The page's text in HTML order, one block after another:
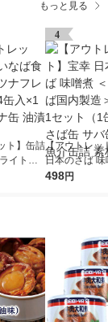
もっと見る
ト】缶詰
イトツ
4缶入
4
【アウトレッ
日本のさば 味
国内さば国内
498円